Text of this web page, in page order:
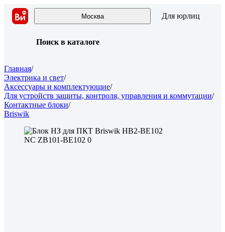
Москва Для юрлиц
Поиск в каталоге
Главная/
Электрика и свет/
Аксессуары и комплектующие/
Для устройств защиты, контроля, управления и коммутации/
Контактные блоки/
Briswik